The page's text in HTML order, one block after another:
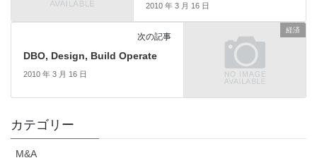
2010 年 3 月 16 日
経済
次の記事
DBO, Design, Build Operate
2010 年 3 月 16 日
カテゴリー
M&A